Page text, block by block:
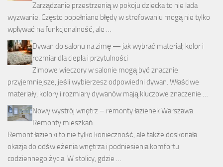
Zarządzanie przestrzenią w pokoju dziecka to nie lada
wyzwanie. Często popełniane błędy w strefowaniu mogą nie tylko
wpływać na funkcjonalność, ale …
Dywan do salonu na zimę — jak wybrać materiał, kolor i
rozmiar dla ciepła i przytulności
Zimowe wieczory w salonie mogą być znacznie
przyjemniejsze, jeśli wybierzesz odpowiedni dywan. Właściwe
materiały, kolory i rozmiary dywanów mają kluczowe znaczenie …
Nowy wystrój wnętrz – remonty łazienek Warszawa.
Remonty mieszkań
Remont łazienki to nie tylko konieczność, ale także doskonała
okazja do odświeżenia wnętrza i podniesienia komfortu
codziennego życia. W stolicy, gdzie …